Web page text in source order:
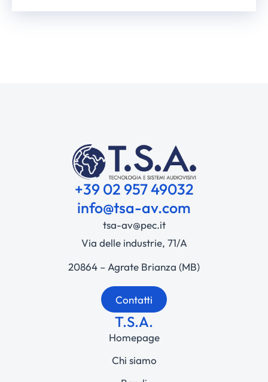
+39 02 957 49032
info@tsa-av.com
tsa-av@pec.it
Via delle industrie, 71/A
20864 – Agrate Brianza (MB)
Contatti
T.S.A.
Homepage
Chi siamo